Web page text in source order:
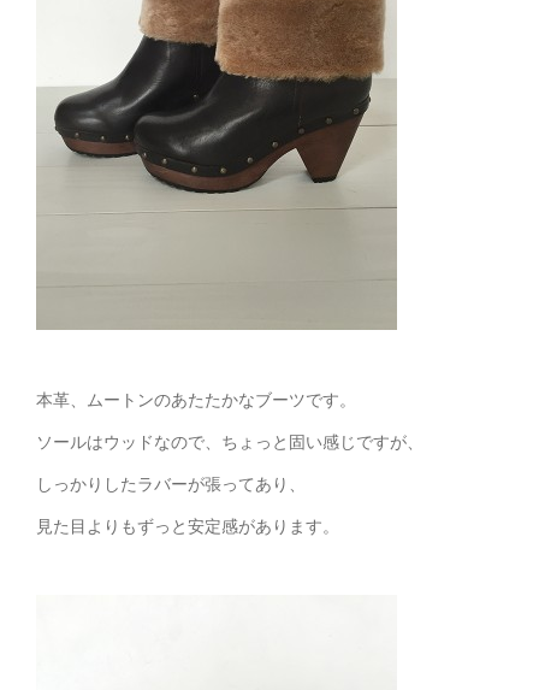
本革、ムートンのあたたかなブーツです。
ソールはウッドなので、ちょっと固い感じですが、
しっかりしたラバーが張ってあり、
見た目よりもずっと安定感があります。